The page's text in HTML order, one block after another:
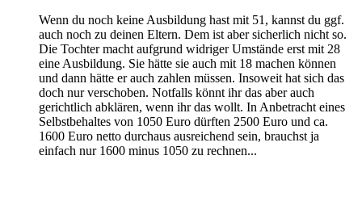
Wenn du noch keine Ausbildung hast mit 51, kannst du ggf.
auch noch zu deinen Eltern. Dem ist aber sicherlich nicht so.
Die Tochter macht aufgrund widriger Umstände erst mit 28
eine Ausbildung. Sie hätte sie auch mit 18 machen können
und dann hätte er auch zahlen müssen. Insoweit hat sich das
doch nur verschoben. Notfalls könnt ihr das aber auch
gerichtlich abklären, wenn ihr das wollt. In Anbetracht eines
Selbstbehaltes von 1050 Euro dürften 2500 Euro und ca.
1600 Euro netto durchaus ausreichend sein, brauchst ja
einfach nur 1600 minus 1050 zu rechnen...